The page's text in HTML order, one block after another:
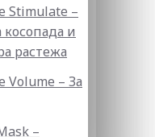
Stimulate –
косопада и
растежа
Volume – За
–